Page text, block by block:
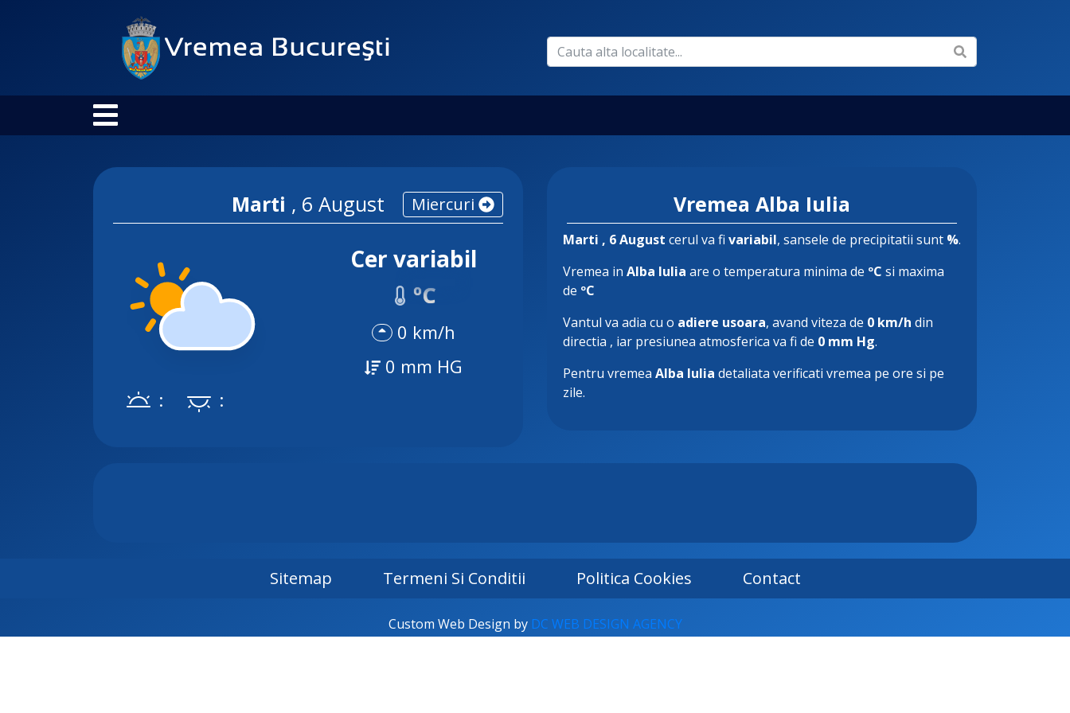
Marti , 6 August Miercuri
Cer variabil
ºC
0 km/h
0 mm HG
:
:
Vremea Alba Iulia
Marti , 6 August cerul va fi variabil, sansele de precipitatii sunt %.
Vremea in Alba Iulia are o temperatura minima de ºC si maxima
de ºC
Vantul va adia cu o adiere usoara, avand viteza de 0 km/h din
directia , iar presiunea atmosferica va fi de 0 mm Hg.
Pentru vremea Alba Iulia detaliata verificati vremea pe ore si pe
zile.
Sitemap Termeni Si Conditii Politica Cookies Contact
Custom Web Design by DC WEB DESIGN AGENCY